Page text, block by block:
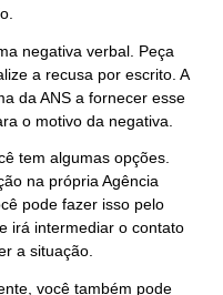
negativa verbal. Peça
a recusa por escrito. A
da ANS a fornecer esse
o motivo da negativa.
tem algumas opções.
na própria Agência
pode fazer isso pelo
irá intermediar o contato
a situação.
você também pode